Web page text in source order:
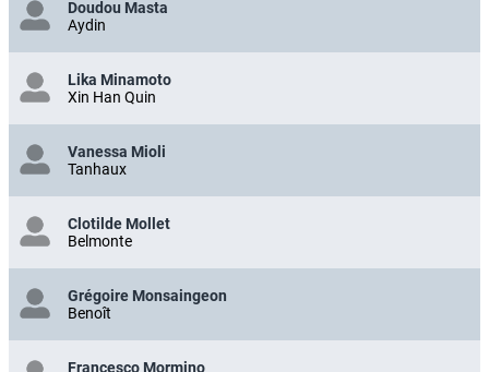
Doudou Masta
Aydin
Lika Minamoto
Xin Han Quin
Vanessa Mioli
Tanhaux
Clotilde Mollet
Belmonte
Grégoire Monsaingeon
Benoît
Francesco Mormino